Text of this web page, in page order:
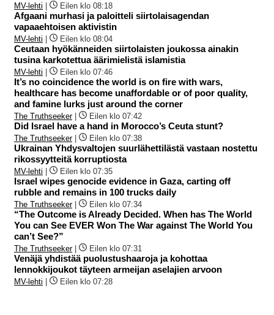
MV-lehti Eilen klo 08:18
Afgaani murhasi ja paloitteli siirtolaisagendan
vapaaehtoisen aktivistin
MV-lehti Eilen klo 08:04
Ceutaan hyökänneiden siirtolaisten joukossa ainakin
tusina karkotettua äärimielistä islamistia
MV-lehti Eilen klo 07:46
It’s no coincidence the world is on fire with wars,
healthcare has become unaffordable or of poor quality,
and famine lurks just around the corner
The Truthseeker| Eilen klo 07:42
Did Israel have a hand in Morocco’s Ceuta stunt?
The Truthseeker| Eilen klo 07:38
Ukrainan Yhdysvaltojen suurlähettilästä vastaan nostettu
rikossyytteitä korruptiosta
MV-lehti Eilen klo 07:35
Israel wipes genocide evidence in Gaza, carting off
rubble and remains in 100 trucks daily
The Truthseeker| Eilen klo 07:34
“The Outcome is Already Decided. When has The World
You can See EVER Won The War against The World You
can’t See?”
The Truthseeker| Eilen klo 07:31
Venäjä yhdistää puolustushaaroja ja kohottaa
lennokkijoukot täyteen armeijan aselajien arvoon
MV-lehti Eilen klo 07:28